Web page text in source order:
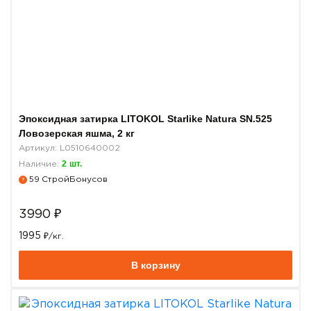
Эпоксидная затирка LITOKOL Starlike Natura SN.525
Ловозерская яшма, 2 кг
Артикул: L0510640002
Наличие: 2 шт.
? 59 СтройБонусов
3990 ₽
1995 ₽/кг.
В корзину